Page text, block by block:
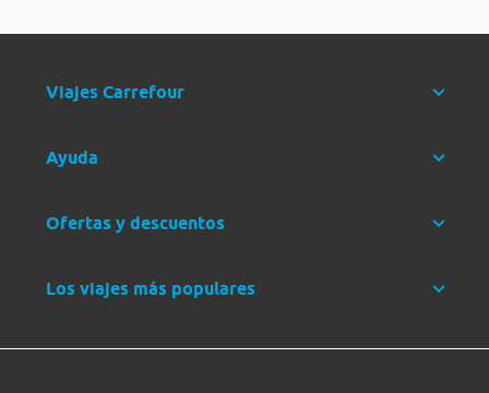
Viajes Carrefour
Ayuda
Ofertas y descuentos
Los viajes más populares